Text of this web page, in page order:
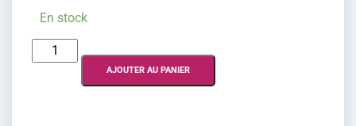
En stock
AJOUTER AU PANIER